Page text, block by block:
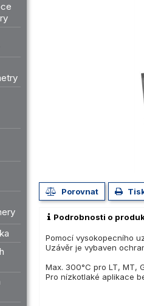
Porovnat
Podrobnosti o
Pomocí vysokopecního
Uzávěr je vybaven
Max. 300°C pro LT, MT,
Pro nízkotlaké aplikace